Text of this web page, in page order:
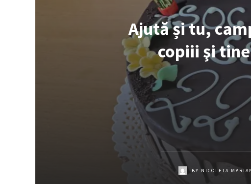
Ajută și tu,
copiii şi
BY NICOLETA